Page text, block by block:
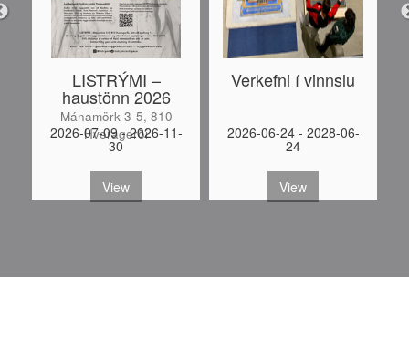
LISTRÝMI –
haustönn 2026
Mánamörk 3-5, 810
Hveragerði
2026-07-09 - 2026-11-
30
View
Verkefni í vinnslu
2026-06-24 - 2028-06-
24
View